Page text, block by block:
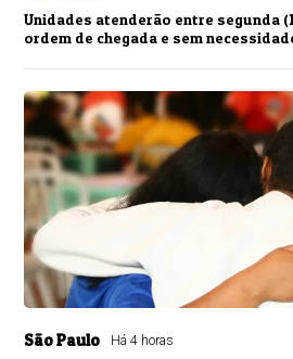
Unidades atenderão entre segunda
ordem de chegada e sem
São Paulo Há 4 horas